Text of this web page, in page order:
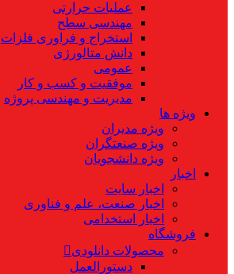
عملیات حرارتی
مهندسی سطح
استخراج و فراوری فلزات
دانش متالورژی
عمومی
موفقیت و کسب و کار
مدیریت و مهندسی پروژه
ویژه ها
ویژه مدیران
ویژه صنعتگران
ویژه دانشجویان
اخبار
اخبار سایت
اخبار صنعت، علم و فناوری
اخبار استخدامی
فروشگاه
محصولات دانلودی
دستورالعمل